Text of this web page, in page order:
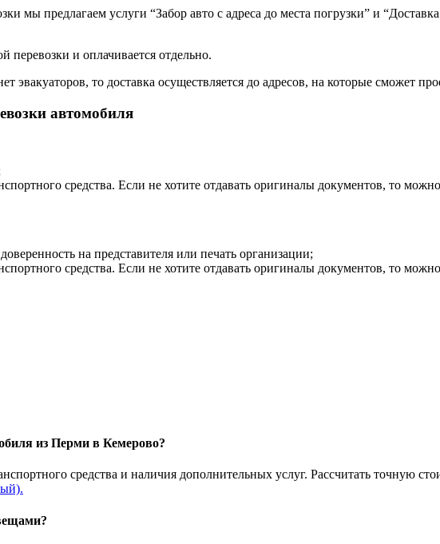
мы предлагаем услуги “Забор авто с адреса до места погрузки” и
перевозки и оплачивается отдельно.
то доставка осуществляется до адресов, на которые сможет
автомобиля
средства. Если не хотите отдавать оригиналы документов, то
на представителя или печать организации;
средства. Если не хотите отдавать оригиналы документов, то
из Перми в Кемерово?
средства и наличия дополнительных услуг. Рассчитать точную